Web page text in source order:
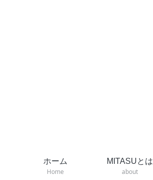
ホーム
Home
MITASUとは
about